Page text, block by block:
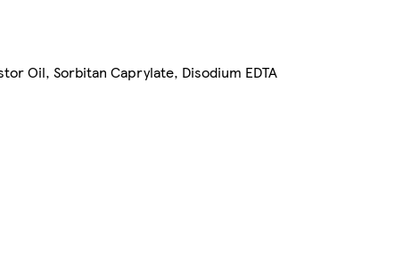
Oil, Sorbitan Caprylate, Disodium EDTA